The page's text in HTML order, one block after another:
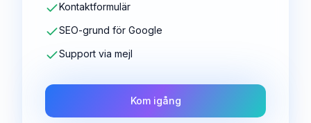
Kontaktformulär
SEO-grund för Google
Support via mejl
Kom igång